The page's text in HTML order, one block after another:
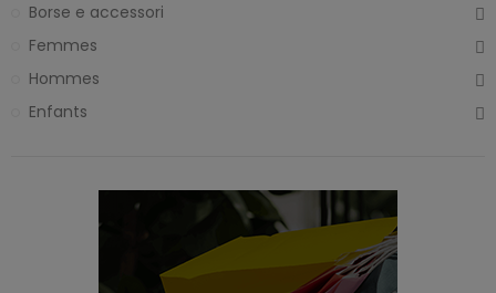
Borse e accessori
Femmes
Hommes
Enfants